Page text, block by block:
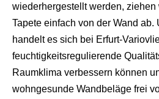
wiederhergestellt werden,
Tapete einfach von der Wand ab.
handelt es sich bei Erfurt-
feuchtigkeitsregulierende
Raumklima verbessern können
wohngesunde Wandbeläge frei